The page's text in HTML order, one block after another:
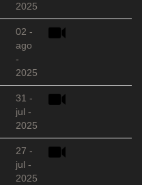
2025
02 -
ago
-
2025
31 -
jul -
2025
27 -
jul -
2025